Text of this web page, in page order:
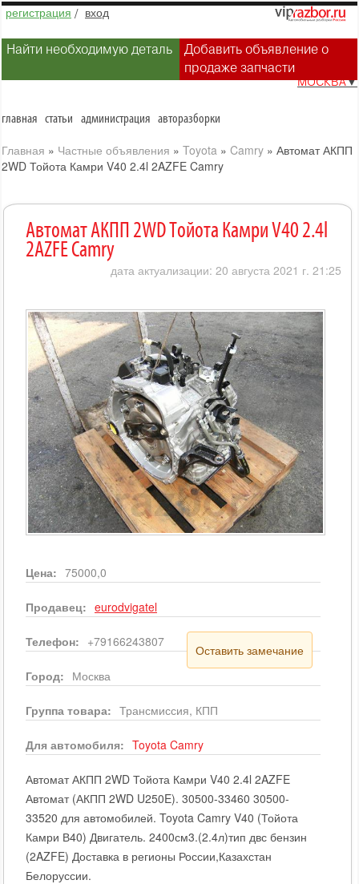
регистрация / вход
Найти необходимую деталь
Добавить объявление о
продаже запчасти
МОСКВА▼
главная статьи администрация авторазборки
Главная » Частные объявления » Toyota » Camry » Автомат АКПП
2WD Тойота Камри V40 2.4l 2AZFE Camry
Автомат АКПП 2WD Тойота Камри V40 2.4l
2AZFE Camry
дата актуализации: 20 августа 2021 г. 21:25
Цена: 75000,0
Продавец: eurodvigatel
Телефон: +79166243807
Оставить замечание
Город: Москва
Группа товара: Трансмиссия, КПП
Для автомобиля: Toyota Camry
Автомат АКПП 2WD Тойота Камри V40 2.4l 2AZFE
Автомат (АКПП 2WD U250E). 30500-33460 30500-
33520 для автомобилей. Toyota Camry V40 (Тойота
Камри В40) Двигатель. 2400см3.(2.4л)тип двс бензин
(2AZFE) Доставка в регионы России,Казахстан
Белоруссии.